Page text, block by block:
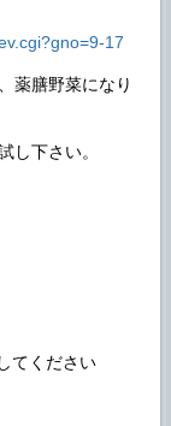
17
薬膳野菜になり
し下さい。
てください